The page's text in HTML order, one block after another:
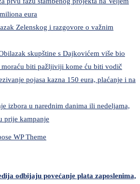
eura
Zelenskog i razgovore o važnim
skupštine s Dajkovićem više bio
moraću biti pažljiviji kome ću biti vodič
pojasa kazna 150 eura, plaćanje i na
izbora u narednim danima ili nedeljama,
prije kampanje
odbijaju povećanje plata zaposlenima,